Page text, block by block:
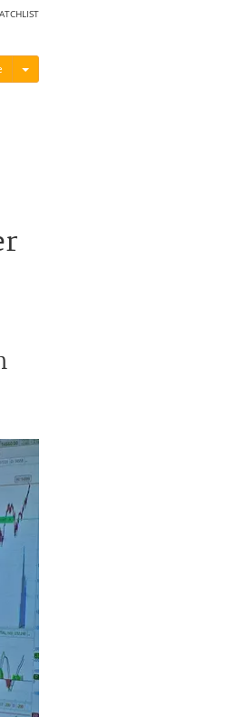
Menü ein-/ausblenden